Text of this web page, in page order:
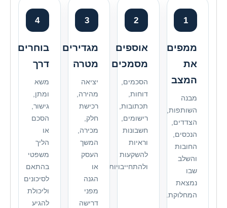
1
ממפים
את
המצב
מבנה
השותפות,
הצדדים,
הנכסים,
החובות
והשלב
שבו
נמצאת
המחלוקת.
2
אוספים
מסמכים
הסכמים,
דוחות,
תכתובות,
רישומים,
חשבונות
וראיות
להשקעות
ולהתחייבויות.
3
מגדירים
מטרה
יציאה
מהירה,
רכישת
חלק,
מכירה,
המשך
העסק
או
הגנה
מפני
דרישה
4
בוחרים
דרך
משא
ומתן,
גישור,
הסכם
או
הליך
משפטי
בהתאם
לסיכונים
וליכולת
להגיע